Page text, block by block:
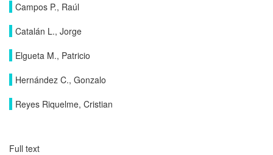
Campos P., Raúl
Catalán L., Jorge
Elgueta M., Patricio
Hernández C., Gonzalo
Reyes Riquelme, Cristian
Full text